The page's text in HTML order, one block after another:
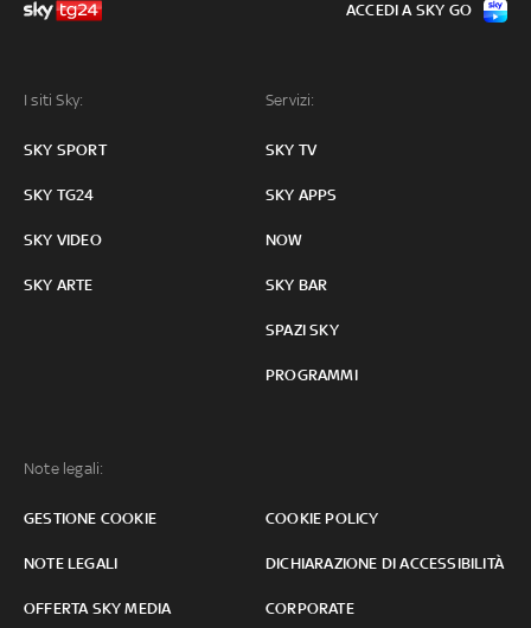
I siti Sky:
SKY SPORT
SKY TG24
SKY VIDEO
SKY ARTE
Servizi:
SKY TV
SKY APPS
NOW
SKY BAR
SPAZI SKY
PROGRAMMI
Note legali:
GESTIONE COOKIE COOKIE POLICY
NOTE LEGALI DICHIARAZIONE DI ACCESSIBILITÀ
OFFERTA SKY MEDIA CORPORATE
ACCEDI A SKY GO